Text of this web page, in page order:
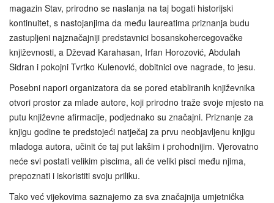
magazin Stav, prirodno se naslanja na taj bogati historijski
kontinuitet, s nastojanjima da među laureatima priznanja budu
zastupljeni najznačajniji predstavnici bosanskohercegovačke
književnosti, a Dževad Karahasan, Irfan Horozović, Abdulah
Sidran i pokojni Tvrtko Kulenović, dobitnici ove nagrade, to jesu.
Posebni napori organizatora da se pored etabliranih književnika
otvori prostor za mlade autore, koji prirodno traže svoje mjesto na
putu književne afirmacije, podjednako su značajni. Priznanje za
knjigu godine te predstojeći natječaj za prvu neobjavljenu knjigu
mladoga autora, učinit će taj put lakšim i prohodnijim. Vjerovatno
neće svi postati velikim piscima, ali će veliki pisci među njima,
prepoznati i iskoristiti svoju priliku.
Tako već vijekovima saznajemo za sva značajnija umjetnička